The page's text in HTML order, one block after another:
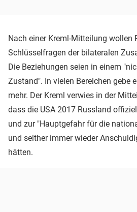
Nach einer Kreml-Mitteilung wollen
Schlüsselfragen der bilateralen
Die Beziehungen seien in einem
Zustand". In vielen Bereichen gebe
mehr. Der Kreml verwies in der
dass die USA 2017 Russland
und zur "Hauptgefahr für die
und seither immer wieder
hätten.